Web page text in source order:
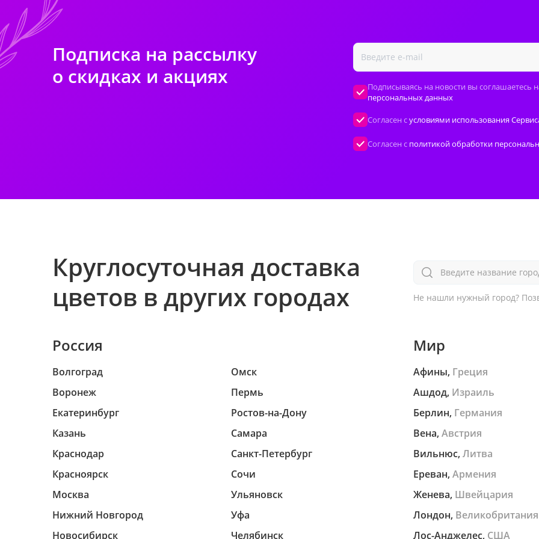
Подписка на рассылку
о скидках и акциях
Подписываясь на новости вы соглашаетесь
персональных данных
Согласен сусловиями использования
Согласен с политикой обработки
Круглосуточная доставка
цветов в других городах
Введите название
Россия
Волгоград
Воронеж
Екатеринбург
Казань
Краснодар
Красноярск
Москва
Нижний Новгород
Новосибирск
Омск
Пермь
Ростов-на-Дону
Самара
Санкт-Петербург
Сочи
Ульяновск
Уфа
Челябинск
Мир
Афины, Греция
Ашдод, Израиль
Берлин, Германия
Вена, Австрия
Вильнюс, Литва
Ереван, Армения
Женева, Швейцария
Лондон, Великобритания
Лос-Анджелес, США
Не нашли нужный город?